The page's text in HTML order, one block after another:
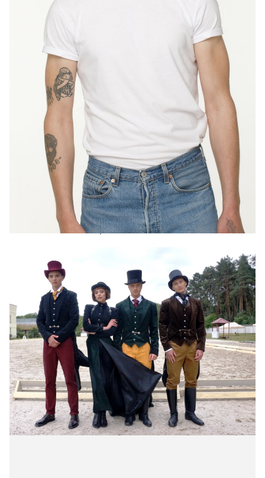
Реван Палюх
"Мне хотелось увидеть в работе ребят легкость,
шуточность, удовольствие от съемки, а Реван
сосредоточился на одной единственной позе, и
больше ничего не смог показать. Он был очень
скован. К сожалению, максимум, на что его
хватило, – это снять шляпу", - оценила работа
Палюха Алла Костромичева.